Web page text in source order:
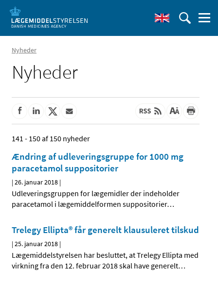
Nyheder
Nyheder
141 - 150 af 150 nyheder
Ændring af udleveringsgruppe for 1000 mg
paracetamol suppositorier
|26. januar 2018 |
Udleveringsgruppen for lægemidler der indeholder
paracetamol i lægemiddelformen suppositorier…
Trelegy Ellipta® får generelt klausuleret tilskud
|25. januar 2018 |
Lægemiddelstyrelsen har besluttet, at Trelegy Ellipta med
virkning fra den 12. februar 2018 skal have generelt…